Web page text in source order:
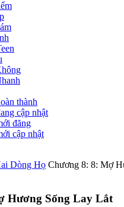
thành
cập nhật
đăng
cập nhật
Dòng Họ Chương 8: 8: Mợ
Hương Sống Lay Lắt